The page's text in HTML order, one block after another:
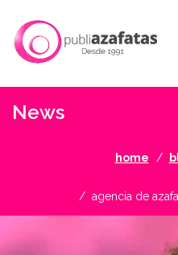
News
home
agencia de